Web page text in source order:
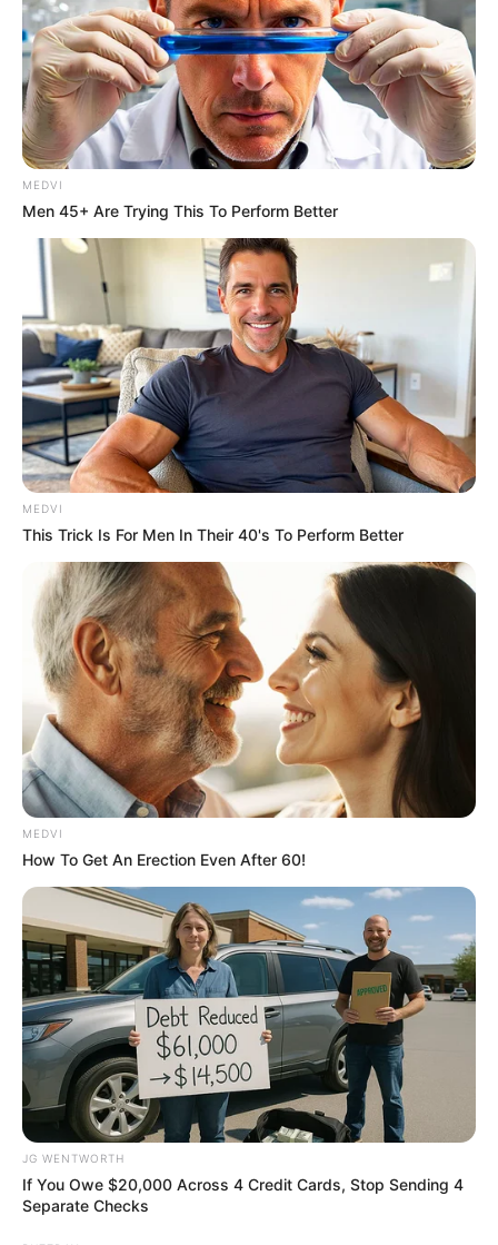
ลองมาดูเฉลยกันค่ะ
ถ้าคุณตอบ 1, 2, 3, 4 และ 5 :
สาวร้อนฉ่าแบบคุณจะเปล่ง
ประกายเสน่ห์อันเดือดพล่านในชุดสีสดใส เปิดนิด เว้า
หน่อย ดึงดูดทุกสายตาให้เหลียวมาจับจ้อง อย่าลืมเลือก
เครื่องประดับเป็นพวกทับทิม โกเมน อำพัน แล้วก็ทองคำ
จะได้เสริมราศีให้คุณโดดเด่นในทุกมุมมอง
ถ้าคุณตอบ 6, 7, 8, 9 และ 10 :
สาวหวานอ่อนไหวอย่าง
คุณควรเลือกชุดผ้าซาตินหรือผ้าชีฟองที่เนื้อเบา ๆ พลิ้ว ๆ
แต่งหน้าในโทนอ่อน ๆ เป็นธรรมชาติเครื่องประดับก็น่าจะ
เป็นพวกไข่มุก อความารีน แล้วก็เครื่องเงินต่าง ๆ ลุคที่จะ
ทำให้คุณสะกดทุกสายตาก็คือนางเงือกสาวเจ้าสมุทร หรือ
ลิตเติ้ลเมอร์เมดแสนหวาน
ถ้าคุณตอบ 11, 12, 13, 14 และ 15 :สาวแกร่งแรงเกิน
ร้อยอย่างคุณต้องใส่ชุดที่ดูทะมัดทะแมงเน้นการเคลื่อนไหว
ที่สะดวก ไม่ต้องมีพู่ระย้าหรือแต่งอะไรที่ฟูฟ่องมากมาย
เครื่องประดับก็เป็นพวกหยก มรกตหรือไม่ก็ลูกปัดไม้ต่าง ๆ
แต่งตัวออกแนวยิปซีนิด ๆ รับรอง… เจิด
ถ้าคุณตอบ 16, 17, 18, 19 และ 20 :สาวชอบ
เปลี่ยนแปลงอย่างคุณไม่เคยหยุดอยู่กับอะไรเดิม ๆ เปลี่ยน
ทรงผมหรือสีผมไม่ซ้ำแบบ ถ้าจะเลือกชุดสักชุดควรเป็นชุด
ที่เอามาดัดแปลงได้หลาย ๆ แบบ แค่ดูเป็นพวกผ้าโปร่ง ๆ
เบา ๆ ก็เหมาะกับคุณสุด ๆ แล้ว ส่วนเครื่องประดับก็เหมาะ
กับพวกที่สะท้อนแสงวิบวับ เวลาแต่งหน้าก็เลือกสีประกายก
ลิตเตอร์สักหน่อย แค่นี้โดดเด่นไม่มีดับ
MEDVI
Men 45+ Are Trying This To Perform Better
MEDVI
This Trick Is For Men In Their 40's To Perform Better
MEDVI
How To Get An Erection Even After 60!
JG WENTWORTH
If You Owe $20,000 Across 4 Credit Cards, Stop Sending 4
Separate Checks